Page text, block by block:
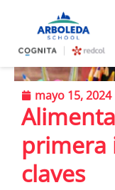
mayo 15, 2024
primera
claves